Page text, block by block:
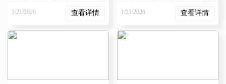
1/21/2026
查看详情
1/21/2026
查看详情